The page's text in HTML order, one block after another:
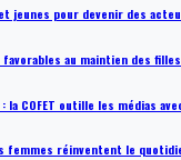
jeunes pour devenir des
au maintien des filles
COFET outille les médias
femmes réinventent le